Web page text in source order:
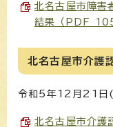
北名古屋市障害
結果 （PDF
北名古屋市介護
令和5年12月21日
北名古屋市介護